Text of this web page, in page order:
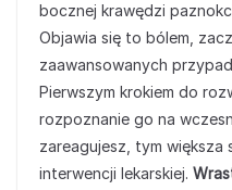
bocznej krawędzi
Objawia się to bólem,
zaawansowanych
Pierwszym krokiem do
rozpoznanie go na
zareagujesz, tym większa
interwencji lekarskiej.